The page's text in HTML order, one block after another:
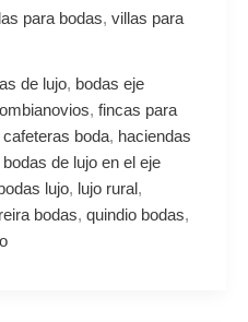
para bodas, villas para
de lujo, bodas eje
, fincas para
cafeteras boda, haciendas
de lujo en el eje
lujo, lujo rural ,
bodas, quindio bodas,